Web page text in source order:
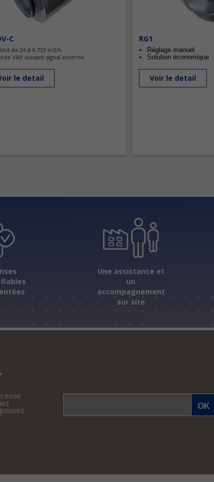
C
de 26 à 6 733 m3/h
VAV suivant signal externe
le detail
RG1
Réglage manuel
Solution économique
Voir le detail
Une assistance et
un
accompagnement
sur site